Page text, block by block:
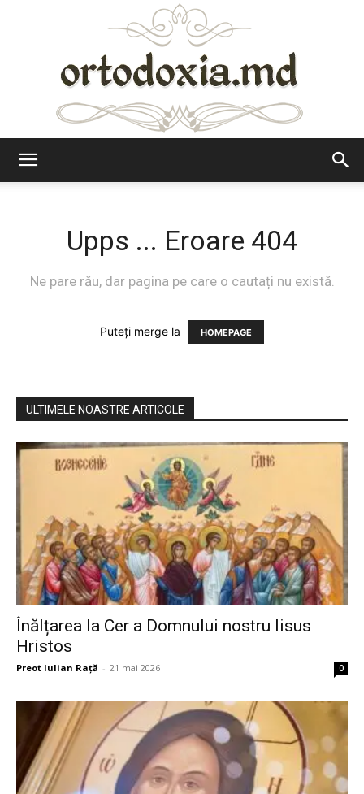
Upps ... Eroare 404
Ne pare rău, dar pagina pe care o cautați nu există.
Puteți merge la HOMEPAGE
ULTIMELE NOASTRE ARTICOLE
Înălțarea la Cer a Domnului nostru Iisus
Hristos
Preot Iulian Raţă - 21 mai 2026 0